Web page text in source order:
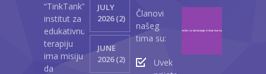
“TinkTank”
institut za
edukativnu
terapiju
ima misiju
da
JULY
2026 (2)
JUNE
2026 (2)
Članovi
našeg
tima su:
Uvek